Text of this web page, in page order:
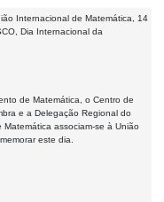
Internacional de Matemática, 14
Dia Internacional da
de Matemática, o Centro de
e a Delegação Regional do
associam-se à União
este dia.